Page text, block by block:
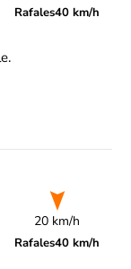
Rafales40 km/h
20 km/h
Rafales40 km/h